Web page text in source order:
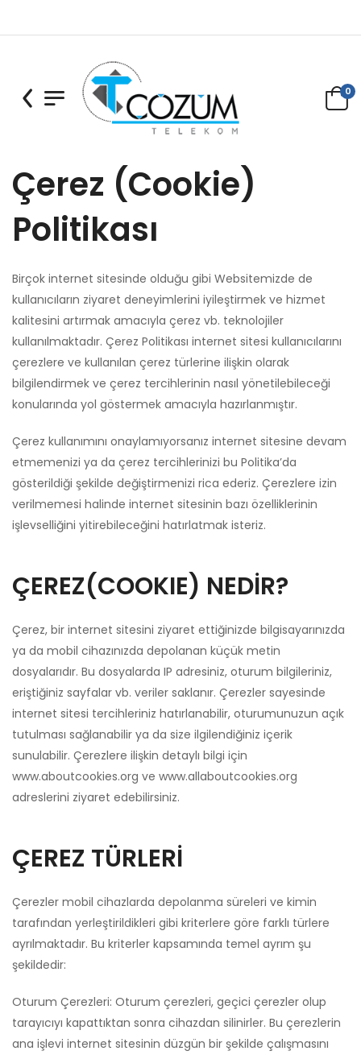
0
Çerez (Cookie)
Politikası
Birçok internet sitesinde olduğu gibi Websitemizde de
kullanıcıların ziyaret deneyimlerini iyileştirmek ve hizmet
kalitesini artırmak amacıyla çerez vb. teknolojiler
kullanılmaktadır. Çerez Politikası internet sitesi kullanıcılarını
çerezlere ve kullanılan çerez türlerine ilişkin olarak
bilgilendirmek ve çerez tercihlerinin nasıl yönetilebileceği
konularında yol göstermek amacıyla hazırlanmıştır.
Çerez kullanımını onaylamıyorsanız internet sitesine devam
etmemenizi ya da çerez tercihlerinizi bu Politika’da
gösterildiği şekilde değiştirmenizi rica ederiz. Çerezlere izin
verilmemesi halinde internet sitesinin bazı özelliklerinin
işlevselliğini yitirebileceğini hatırlatmak isteriz.
ÇEREZ(COOKIE) NEDİR?
Çerez, bir internet sitesini ziyaret ettiğinizde bilgisayarınızda
ya da mobil cihazınızda depolanan küçük metin
dosyalarıdır. Bu dosyalarda IP adresiniz, oturum bilgileriniz,
eriştiğiniz sayfalar vb. veriler saklanır. Çerezler sayesinde
internet sitesi tercihleriniz hatırlanabilir, oturumunuzun açık
tutulması sağlanabilir ya da size ilgilendiğiniz içerik
sunulabilir. Çerezlere ilişkin detaylı bilgi için
www.aboutcookies.org ve www.allaboutcookies.org
adreslerini ziyaret edebilirsiniz.
ÇEREZ TÜRLERİ
Çerezler mobil cihazlarda depolanma süreleri ve kimin
tarafından yerleştirildikleri gibi kriterlere göre farklı türlere
ayrılmaktadır. Bu kriterler kapsamında temel ayrım şu
şekildedir:
Oturum Çerezleri: Oturum çerezleri, geçici çerezler olup
tarayıcıyı kapattıktan sonra cihazdan silinirler. Bu çerezlerin
ana işlevi internet sitesinin düzgün bir şekilde çalışmasını